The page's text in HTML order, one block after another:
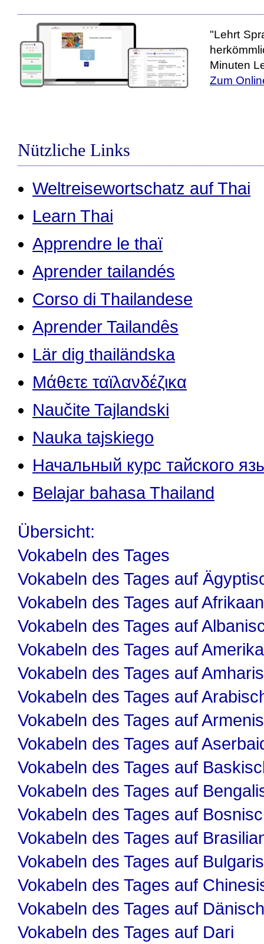
"Lehrt
Minuten
Zum
Nützliche Links
Weltreisewortschatz auf Thai
Learn Thai
Apprendre le thaï
Aprender tailandés
Corso di Thailandese
Aprender Tailandês
Lär dig thailändska
Μάθετε ταϊλανδέζικα
Naučite Tajlandski
Nauka tajskiego
Начальный курс тайского
Belajar bahasa Thailand
Übersicht:
Vokabeln des Tages
Vokabeln des Tages auf
Vokabeln des Tages auf
Vokabeln des Tages auf
Vokabeln des Tages auf
Vokabeln des Tages auf
Vokabeln des Tages auf
Vokabeln des Tages auf
Vokabeln des Tages auf
Vokabeln des Tages auf
Vokabeln des Tages auf
Vokabeln des Tages auf
Vokabeln des Tages auf
Vokabeln des Tages auf
Vokabeln des Tages auf
Vokabeln des Tages auf Dänisch
Vokabeln des Tages auf Dari